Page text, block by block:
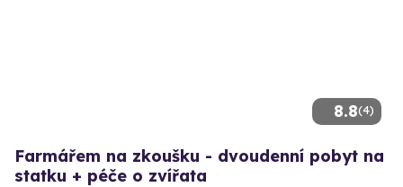
8.8(4)
Farmářem na zkoušku - dvoudenní pobyt na
statku + péče o zvířata